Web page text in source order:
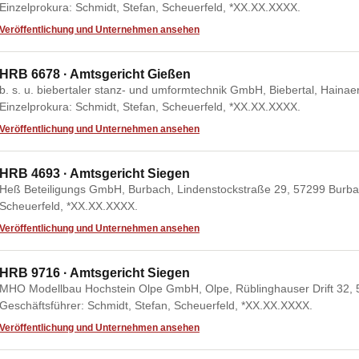
Einzelprokura: Schmidt, Stefan, Scheuerfeld, *XX.XX.XXXX.
Veröffentlichung und Unternehmen ansehen
HRB 6678 · Amtsgericht Gießen
b. s. u. biebertaler stanz- und umformtechnik GmbH, Biebertal,
Einzelprokura: Schmidt, Stefan, Scheuerfeld, *XX.XX.XXXX.
Veröffentlichung und Unternehmen ansehen
HRB 4693 · Amtsgericht Siegen
Heß Beteiligungs GmbH, Burbach, Lindenstockstraße 29, 57299
Scheuerfeld, *XX.XX.XXXX.
Veröffentlichung und Unternehmen ansehen
HRB 9716 · Amtsgericht Siegen
MHO Modellbau Hochstein Olpe GmbH, Olpe, Rüblinghauser Drift 32,
Geschäftsführer: Schmidt, Stefan, Scheuerfeld, *XX.XX.XXXX.
Veröffentlichung und Unternehmen ansehen